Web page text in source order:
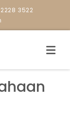
3522